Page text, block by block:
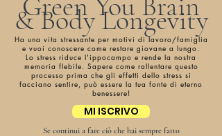
& Body Longevity
Ha una vita stressante per motivi di lavoro/famiglia
e vuoi conoscere come restare giovane a lungo.
Lo stress riduce l'ippocampo e rende la nostra
memoria flebile. Sapere come rallentare questo
processo prima che gli effetti dello stress si
facciano sentire, può essere la tua fonte di eterno
benessere!
MI ISCRIVO
Se continui a fare ciò che hai sempre fatto